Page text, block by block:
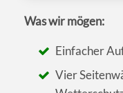
Was wir mögen:
Einfacher
Vier